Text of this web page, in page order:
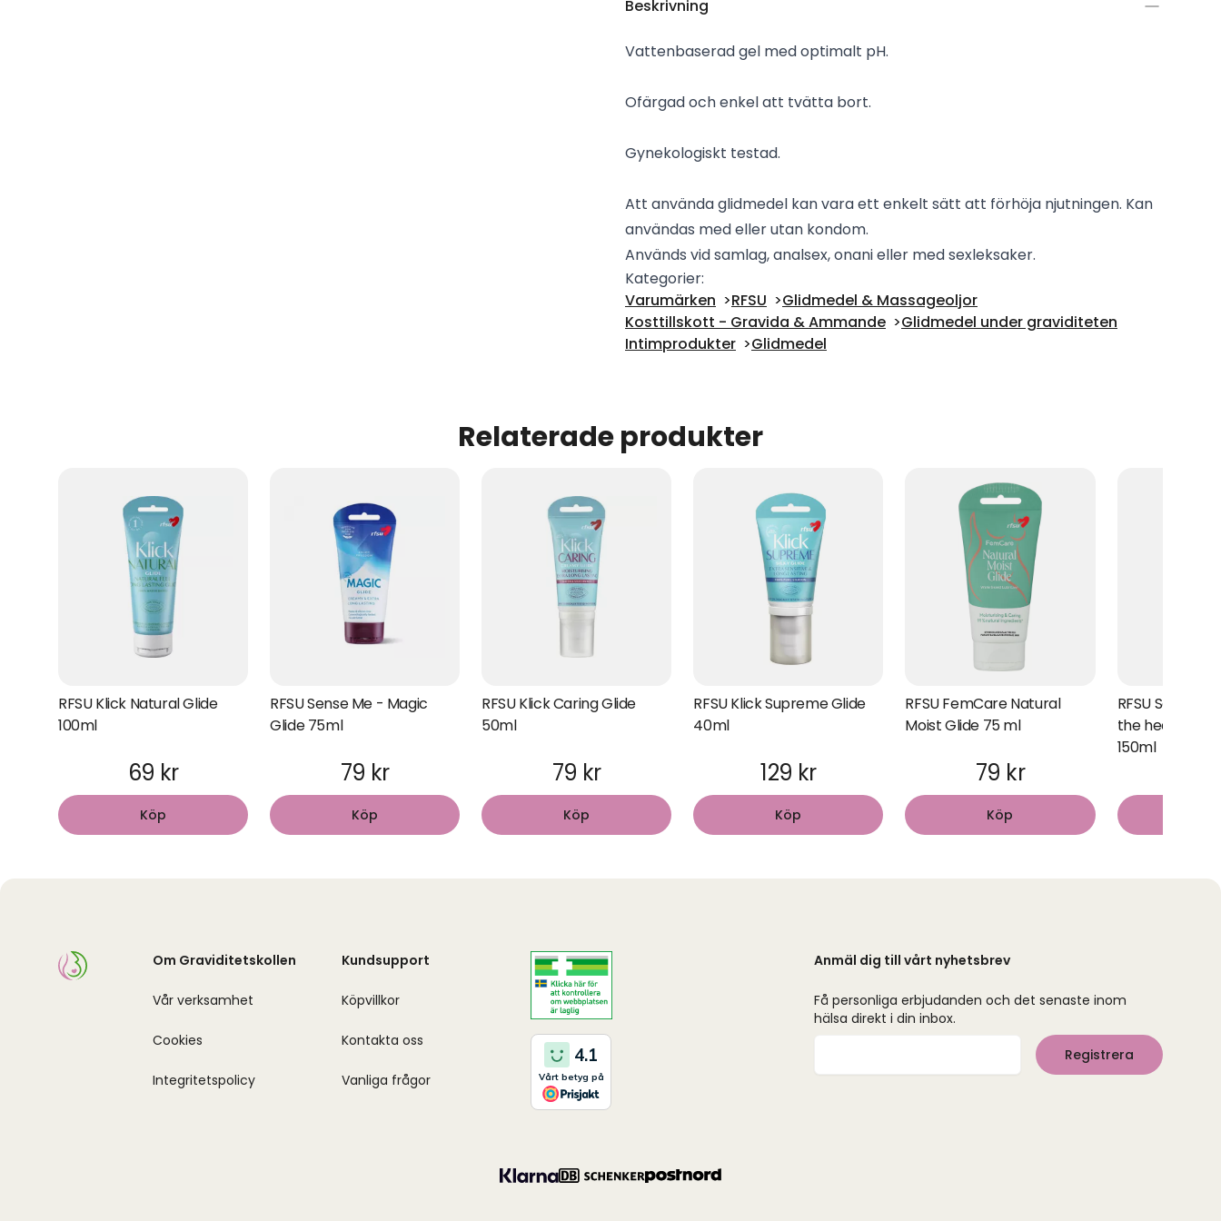
Beskrivning
Vattenbaserad gel med optimalt pH.
Ofärgad och enkel att tvätta bort.
Gynekologiskt testad.
Att använda glidmedel kan vara ett enkelt sätt att förhöja njutningen. Kan
användas med eller utan kondom.
Används vid samlag, analsex, onani eller med sexleksaker.
Kategorier:
Varumärken
RFSU
Glidmedel & Massageoljor
Kosttillskott - Gravida & Ammande
Glidmedel under graviditeten
Intimprodukter
Glidmedel
Relaterade produkter
RFSU Klick Natural Glide
100ml
69 kr
Köp
RFSU Sense Me - Magic
Glide 75ml
79 kr
Köp
RFSU Klick Caring Glide
50ml
79 kr
Köp
RFSU Klick Supreme Glide
40ml
129 kr
Köp
RFSU FemCare Natural
Moist Glide 75 ml
79 kr
Köp
RFSU Sense
the heat
150ml
Om Graviditetskollen
Vår verksamhet
Cookies
Integritetspolicy
Kundsupport
Köpvillkor
Kontakta oss
Vanliga frågor
Anmäl dig till vårt nyhetsbrev
Få personliga erbjudanden och det senaste inom
hälsa direkt i din inbox.
Registrera